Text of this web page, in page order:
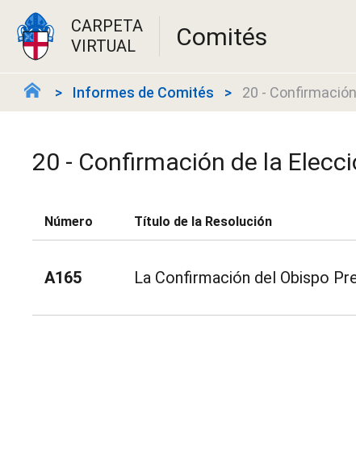
CARPETA
VIRTUAL
Comités
Informes de Comités 20 -
20 - Confirmación de la
Número Título de la Resolución
A165 La Confirmación del Obispo